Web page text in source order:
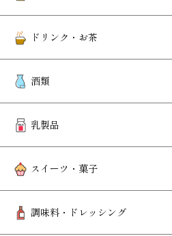
ドリンク・お茶
酒類
乳製品
スイーツ・菓子
調味料・ドレッシング